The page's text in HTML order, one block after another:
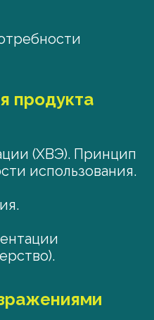
продукта
(ХВЭ). Принцип
использования.